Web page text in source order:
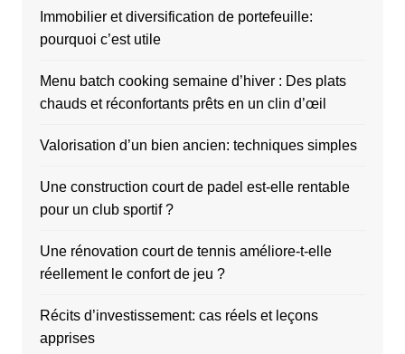
Immobilier et diversification de portefeuille:
pourquoi c’est utile
Menu batch cooking semaine d’hiver : Des plats
chauds et réconfortants prêts en un clin d’œil
Valorisation d’un bien ancien: techniques simples
Une construction court de padel est-elle rentable
pour un club sportif ?
Une rénovation court de tennis améliore-t-elle
réellement le confort de jeu ?
Récits d’investissement: cas réels et leçons
apprises